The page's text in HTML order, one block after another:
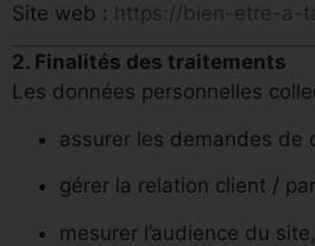
Site web : https://bien-etre-a-
2. Finalités des traitements
Les données personnelles
assurer les demandes de
gérer la relation client /
mesurer l’audience du